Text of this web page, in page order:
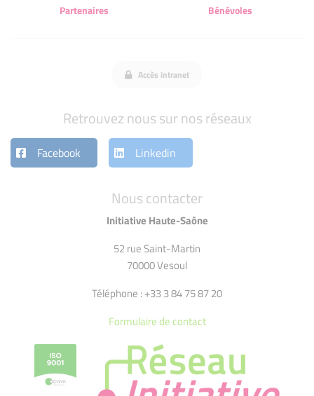
Nous contacter
Initiative Haute-Saône
52 rue Saint-Martin
70000 Vesoul
Téléphone : +33 3 84 75 87 20
Formulaire de contact
Partenaires
Bénévoles
Accès intranet
Retrouvez nous sur nos réseaux
Facebook Linkedin